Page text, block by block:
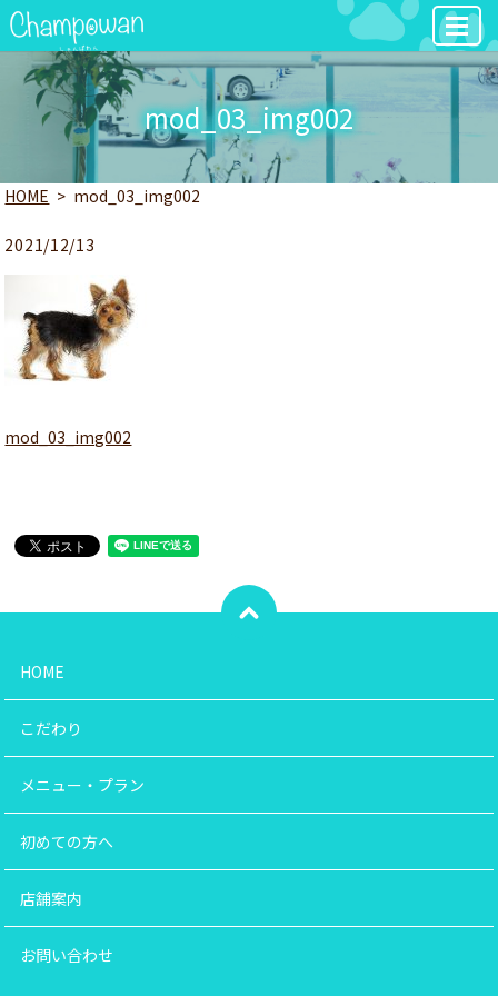
MENU
mod_03_img002
HOME mod_03_img002
2021/12/13
mod_03_img002
HOME
こだわり
メニュー・プラン
初めての方へ
店舗案内
お問い合わせ